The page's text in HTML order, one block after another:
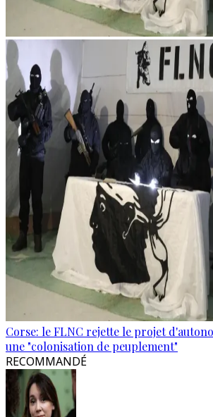
Corse: le FLNC rejette le projet
une "colonisation de peuplement"
RECOMMANDÉ